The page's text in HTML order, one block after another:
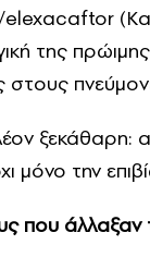
της
στους
μόνο την
που άλλαξαν